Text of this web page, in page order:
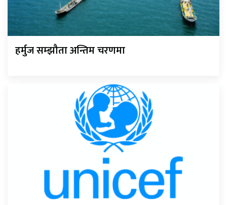
हर्मुज सम्झौता अन्तिम चरणमा